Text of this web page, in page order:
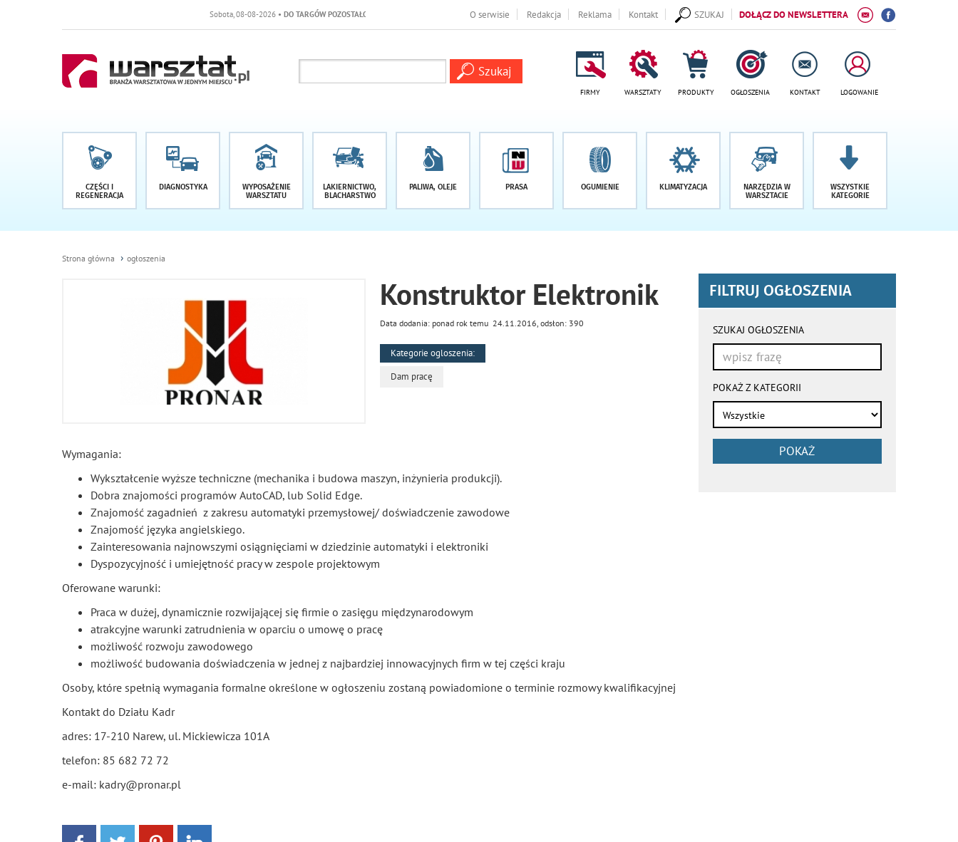
Sobota, 08-08-2026• DO TARGÓW POZOSTAŁO -1 DNI O serwisie Redakcja Reklama Kontakt DOŁĄCZ DO NEWSLETTERA
SZUKAJ
FIRMY WARSZTATY PRODUKTY OGŁOSZENIA KONTAKT LOGOWANIE
CZĘŚCI I
REGENERACJA
DIAGNOSTYKA
WYPOSAŻENIE
WARSZTATU
LAKIERNICTWO,
BLACHARSTWO
PALIWA, OLEJE PRASA OGUMIENIE KLIMATYZACJA
NARZĘDZIA W
WARSZTACIE
WSZYSTKIE
KATEGORIE
FILTRUJ OGŁOSZENIA
wyszukiwania
automatycznie
SZUKAJ OGŁOSZENIA
POKAŻ Z KATEGORII
POKAŻ
Strona główna ogłoszenia
Konstruktor Elektronik
Data dodania: ponad rok temu 24.11.2016, odsłon: 390
Kategorie ogloszenia:
Dam pracę
Wymagania:
Wykształcenie wyższe techniczne (mechanika i budowa maszyn, inżynieria produkcji).
Dobra znajomości programów AutoCAD, lub Solid Edge.
Znajomość zagadnień z zakresu automatyki przemysłowej/ doświadczenie zawodowe
Znajomość języka angielskiego.
Zainteresowania najnowszymi osiągnięciami w dziedzinie automatyki i elektroniki
Dyspozycyjność i umiejętność pracy w zespole projektowym
Oferowane warunki:
Praca w dużej, dynamicznie rozwijającej się firmie o zasięgu międzynarodowym
atrakcyjne warunki zatrudnienia w oparciu o umowę o pracę
możliwość rozwoju zawodowego
możliwość budowania doświadczenia w jednej z najbardziej innowacyjnych firm w tej części kraju
Osoby, które spełnią wymagania formalne określone w ogłoszeniu zostaną powiadomione o terminie rozmowy kwalifikacyjnej
Kontakt do Działu Kadr
adres: 17-210 Narew, ul. Mickiewicza 101A
telefon: 85 682 72 72
e-mail: kadry@pronar.pl